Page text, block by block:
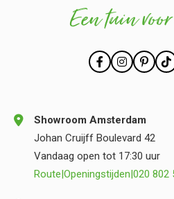
Een tuin
Showroom Amsterdam
Johan Cruijff Boulevard 42
Vandaag open tot 17:30 uur
Route Openingstijden 020 802